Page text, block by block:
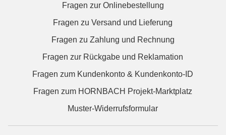
Fragen zur Onlinebestellung
Fragen zu Versand und Lieferung
Fragen zu Zahlung und Rechnung
Fragen zur Rückgabe und Reklamation
Fragen zum Kundenkonto & Kundenkonto-ID
Fragen zum HORNBACH Projekt-Marktplatz
Muster-Widerrufsformular